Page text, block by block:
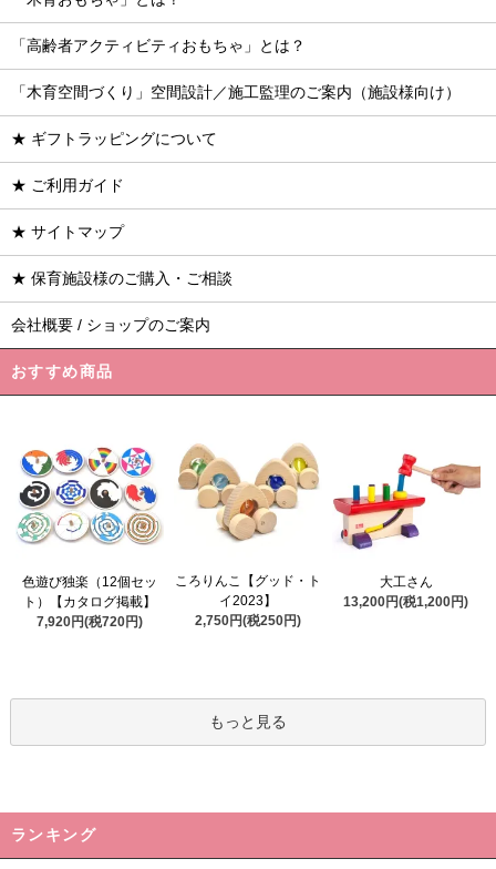
「高齢者アクティビティおもちゃ」とは？
「木育空間づくり」空間設計／施工監理のご案内（施設様向け）
★ ギフトラッピングについて
★ ご利用ガイド
★ サイトマップ
★ 保育施設様のご購入・ご相談
会社概要 / ショップのご案内
おすすめ商品
色遊び独楽（12個セッ
ト）【カタログ掲載】
7,920円(税720円)
ころりんこ【グッド・ト
イ2023】
2,750円(税250円)
大工さん
13,200円(税1,200円)
もっと見る
ランキング